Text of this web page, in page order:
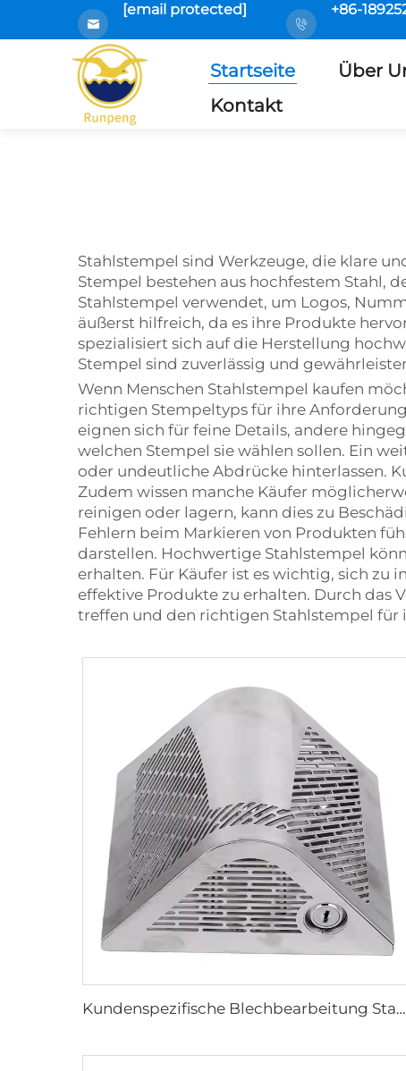
[email protected] +86-
Startseite Über
Kontakt
Stahlstempel sind Werkzeuge, die klare
Stempel bestehen aus hochfestem Stahl,
Stahlstempel verwendet, um Logos,
äußerst hilfreich, da es ihre Produkte
spezialisiert sich auf die Herstellung
Stempel sind zuverlässig und
Wenn Menschen Stahlstempel kaufen
richtigen Stempeltyps für ihre
eignen sich für feine Details, andere
welchen Stempel sie wählen sollen. Ein
oder undeutliche Abdrücke hinterlassen.
Zudem wissen manche Käufer
reinigen oder lagern, kann dies zu
Fehlern beim Markieren von Produkten
darstellen. Hochwertige Stahlstempel
erhalten. Für Käufer ist es wichtig, sich zu
effektive Produkte zu erhalten. Durch das
treffen und den richtigen Stahlstempel für
Kundenspezifische Blechbearbeitung Stanzteile Edelstahlprodukte Blechbearbeitung